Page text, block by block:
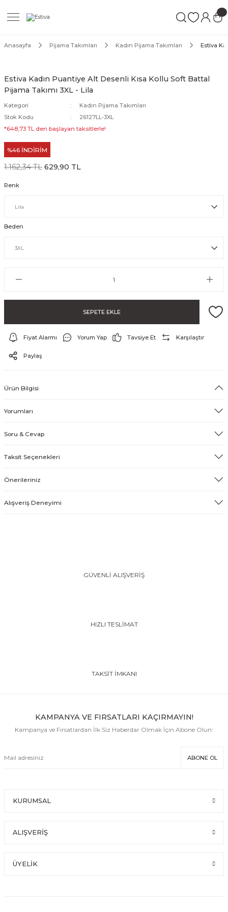
ve Şort
Mayo
Anasayfa Pijama Takımları Kadın Pijama Takımları Estiva
Estiva Kadın Puantiye Alt Desenli Kısa Kollu Soft Battal
Pijama Takımı 3XL - Lila
Kategori
Kadın Pijama Takımları
Stok Kodu
26127LL-3XL
*648,73 TL den başlayan taksitlerle!
%46 İNDİRİM
1.162,34 TL 629,90 TL
Renk
Beden
SEPETE EKLE
Fiyat Alarmı Yorum Yap Tavsiye Et Karşılaştır
Paylaş
Ürün Bilgisi
Yorumları
Soru & Cevap
Taksit Seçenekleri
Önerileriniz
Alışveriş Deneyimi
GÜVENLİ ALIŞVERİŞ
HIZLI TESLİMAT
TAKSİT İMKANI
KAMPANYA VE FIRSATLARI KAÇIRMAYIN!
Kampanya ve Fırsatlardan İlk Siz Haberdar Olmak İçin Abone Olun:
ABONE OL
KURUMSAL
ALIŞVERİŞ
ÜYELİK